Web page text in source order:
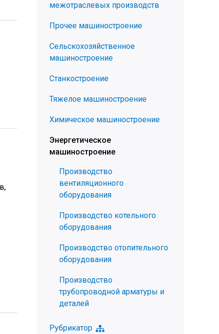
межотраслевых производств
Прочее машиностроение
Сельскохозяйственное
машиностроение
Станкостроение
Тяжелое машиностроение
Химическое машиностроение
Энергетическое
машиностроение
Производство
вентиляционного
оборудования
Производство котельного
оборудования
Производство отопительного
оборудования
Производство
трубопроводной арматуры и
деталей
Рубрикатор